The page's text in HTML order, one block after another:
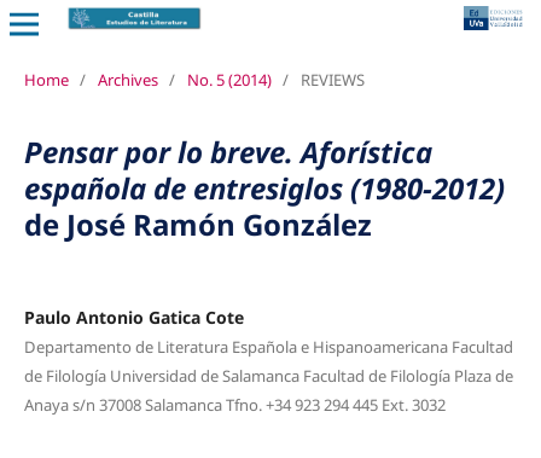
Home / Archives / No. 5 (2014) / REVIEWS
Pensar por lo breve. Aforística
española de entresiglos (1980-2012)
de José Ramón González
Paulo Antonio Gatica Cote
Departamento de Literatura Española e Hispanoamericana Facultad
de Filología Universidad de Salamanca Facultad de Filología Plaza de
Anaya s/n 37008 Salamanca Tfno. +34 923 294 445 Ext. 3032